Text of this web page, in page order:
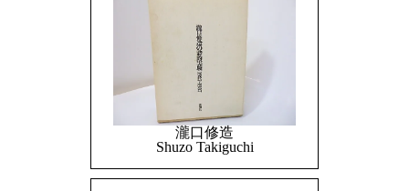
瀧口修造
Shuzo Takiguchi